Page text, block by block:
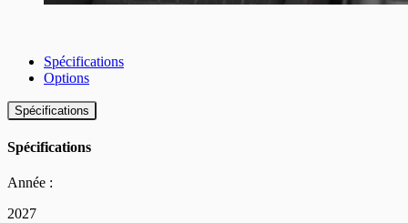
Spécifications
Options
Spécifications
Spécifications
Année :
2027